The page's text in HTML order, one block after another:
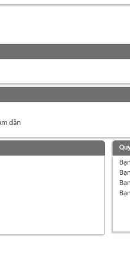
dần
Bạn
Bạn
Bạn
Bạn